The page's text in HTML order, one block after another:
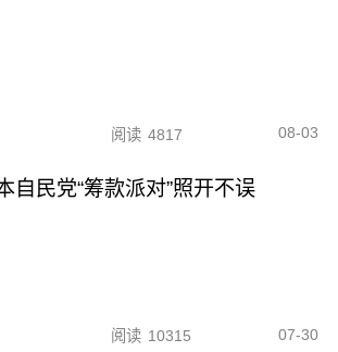
阅读 4817 08-03
民党“筹款派对”照开不误
阅读 10315 07-30